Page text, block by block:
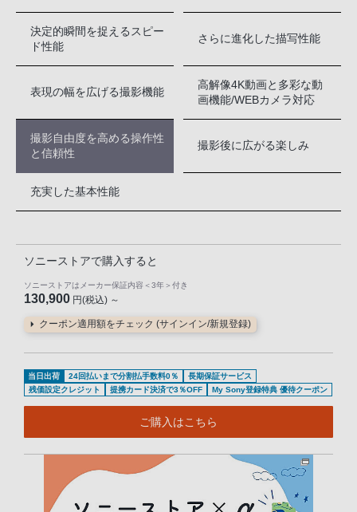
決定的瞬間を捉えるスピー
ド性能
さらに進化した描写性能
表現の幅を広げる撮影機能
高解像4K動画と多彩な動
画機能/WEBカメラ対応
撮影自由度を高める操作性
と信頼性
撮影後に広がる楽しみ
充実した基本性能
ソニーストアで購入すると
ソニーストアはメーカー保証内容 ＜3年＞ 付き
130,900 円(税込) ～
クーポン適用額をチェック (サインイン/新規登録)
当日出荷 24回払いまで分割払手数料0％
長期保証サービス
残価設定クレジット
提携カード決済で3％OFF My Sony登録特典 優待クーポン
ご購入はこちら